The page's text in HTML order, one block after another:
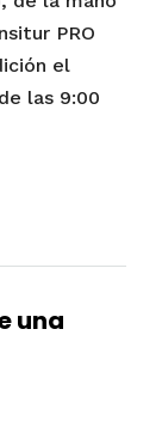
PRO
el
las 9:00
una